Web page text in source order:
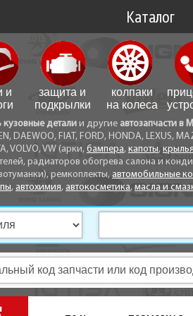
Каталог
и
защита и
подкрылки
колпаки
на колеса
кузовные детали и другие автозапчасти в
DAEWOO, FIAT, FORD, HONDA, LEXUS,
VOLVO, VW (арки, бампера, капоты, крылья
радиаторов обогрева салона и
ремкоплекты, автомобильные
, автохимия, автокосметика, масла и